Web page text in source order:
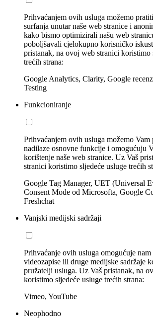
Prihvaćanjem ovih usluga možemo
surfanja unutar naše web stranice i
kako bismo optimizirali našu web
poboljšavali cjelokupno korisničko
pristanak, na ovoj web stranici koristimo
trećih strana:
Google Analytics, Clarity, Google
Testing
Funkcioniranje
Prihvaćanjem ovih usluga možemo
nadilaze osnovne funkcije i omogućuju
korištenje naše web stranice. Uz Vaš
stranici koristimo sljedeće usluge trećih
Google Tag Manager, UET (Universal
Consent Mode od Microsofta, Google
Freshchat
Vanjski medijski sadržaji
Prihvaćanje ovih usluga omogućuje
videozapise ili druge medijske sadržaje
pružatelji usluga. Uz Vaš pristanak, na
koristimo sljedeće usluge trećih strana:
Vimeo, YouTube
Neophodno